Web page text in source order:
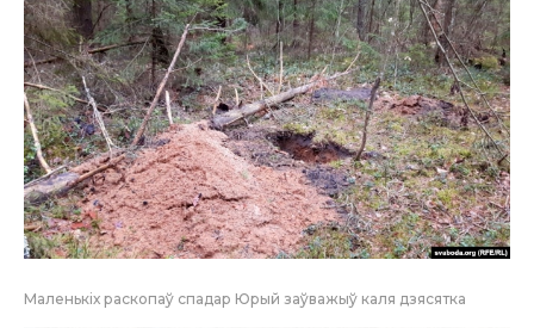
Маленькіх раскопаў спадар Юрый заўважыў каля дзясятка